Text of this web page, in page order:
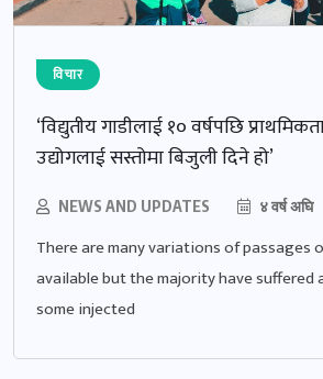
विचार
‘विद्युतीय गाडीलाई १० वर्षपछि
उद्योगलाई सस्तोमा बिजुली दिने हो’
NEWS AND UPDATES ४ वर्ष अघि
There are many variations of passages
available but the majority have
some injected